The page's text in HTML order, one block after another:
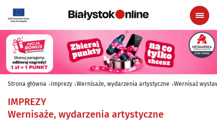
Strona główna Imprezy Wernisaże, wydarzenia artystyczne Wernisaż
IMPREZY
Wernisaże, wydarzenia artystyczne